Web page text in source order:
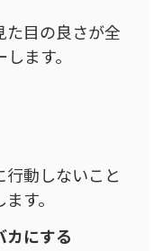
た目の良さが全
ます。
動しないこと
す。
カにする